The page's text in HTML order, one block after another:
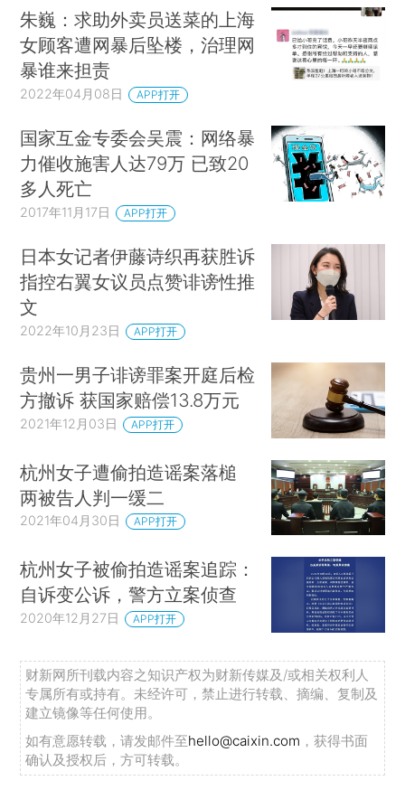
朱巍：求助外卖员送菜的上海
女顾客遭网暴后坠楼，治理网
暴谁来担责
2022年04月08日 APP打开
国家互金专委会吴震：网络暴
力催收施害人达79万 已致20
多人死亡
2017年11月17日 APP打开
日本女记者伊藤诗织再获胜诉
指控右翼女议员点赞诽谤性推
文
2022年10月23日 APP打开
贵州一男子诽谤罪案开庭后检
方撤诉 获国家赔偿13.8万元
2021年12月03日 APP打开
杭州女子遭偷拍造谣案落槌
两被告人判一缓二
2021年04月30日 APP打开
杭州女子被偷拍造谣案追踪：
自诉变公诉，警方立案侦查
2020年12月27日 APP打开
财新网所刊载内容之知识产权为财新传媒及/或相关权利人
专属所有或持有。未经许可，禁止进行转载、摘编、复制及
建立镜像等任何使用。
如有意愿转载，请发邮件至hello@caixin.com ，获得书面
确认及授权后，方可转载。